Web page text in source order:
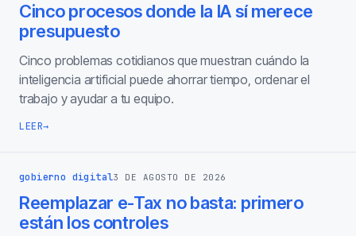
Cinco procesos donde la IA sí merece
presupuesto
Cinco problemas cotidianos que muestran cuándo la
inteligencia artificial puede ahorrar tiempo, ordenar el
trabajo y ayudar a tu equipo.
LEER→
gobierno digital3 DE AGOSTO DE 2026
Reemplazar e-Tax no basta: primero
están los controles